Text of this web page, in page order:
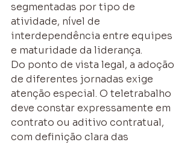
segmentadas por tipo de
atividade, nível de
interdependência entre equipes
e maturidade da liderança.
Do ponto de vista legal, a adoção
de diferentes jornadas exige
atenção especial. O teletrabalho
deve constar expressamente em
contrato ou aditivo contratual,
com definição clara das